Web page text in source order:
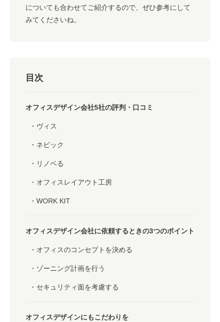
についても合わせてご紹介するので、ぜひ参考にして
みてくださいね。
目次
オフィスデザイン会社5社の評判・口コミ
ヴィス
ネビック
リノベる
オフィスレイアウト工房
WORK KIT
オフィスデザイン会社に依頼するときの3つのポイント
オフィスのコンセプトを決める
ゾーニング計画を行う
セキュリティ面を考慮する
オフィスデザインにもこだわりを